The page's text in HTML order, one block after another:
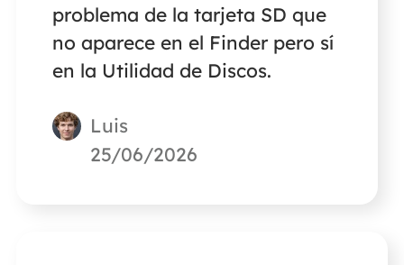
problema de la tarjeta SD que
no aparece en el Finder pero sí
en la Utilidad de Discos.
Luis
25/06/2026